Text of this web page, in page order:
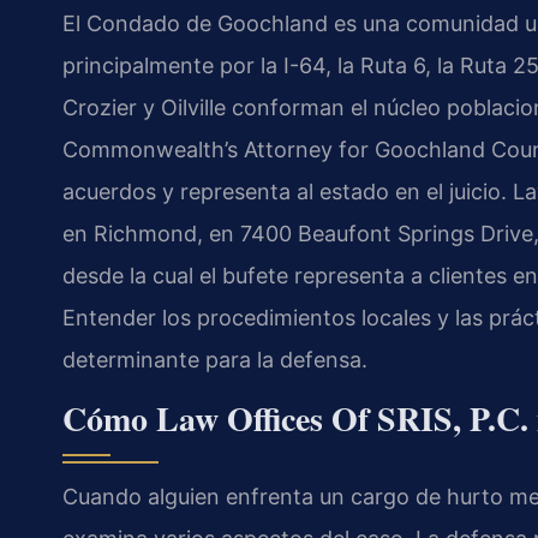
El Condado de Goochland es una comunidad
principalmente por la I-64, la Ruta 6, la Ruta
Crozier y Oilville conforman el núcleo
Commonwealth’s Attorney for Goochland
acuerdos y representa al estado en el juicio.
en Richmond, en 7400 Beaufont Springs
desde la cual el bufete representa a clientes
Entender los procedimientos locales y las
determinante para la defensa.
Cómo Law Offices Of SRIS,
Cuando alguien enfrenta un cargo de hurto